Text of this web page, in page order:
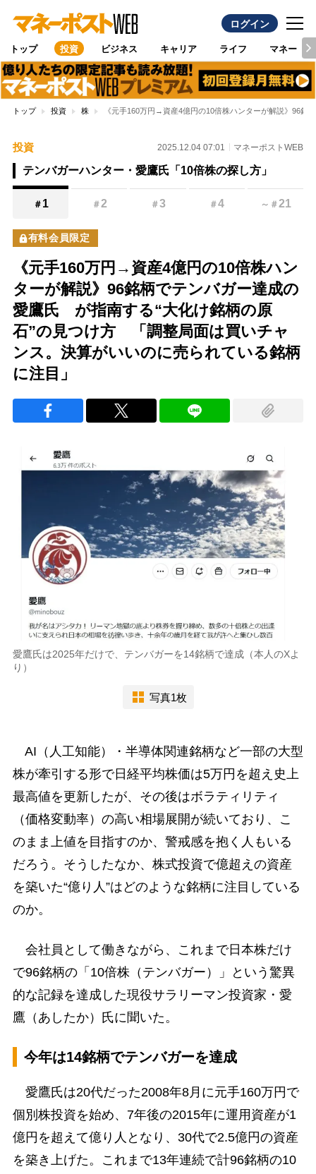
ログイン
トップ 投資 ビジネス キャリア ライフ マネー
トップ 投資 株 《元手160万円→資産4億円の10倍株ハンターが解説》96
投資 2025.12.04 07:01 マネーポストWEB
テンバガーハンター・愛鷹氏「10倍株の探し方」
＃ 1 ＃2 ＃3 ＃4 ～ ＃21
有料会員限定
《元手160万円→資産4億円の10倍株ハン
ターが解説》96銘柄でテンバガー達成の
愛鷹氏 が指南する“大化け銘柄の原
石”の見つけ方 「調整局面は買いチャ
ンス。決算がいいのに売られている銘柄
に注目」
愛鷹氏は2025年だけで、テンバガーを14銘柄で達成（本人のXよ
り）
写真1枚
AI（人工知能）・半導体関連銘柄など一部の大型
株が牽引する形で日経平均株価は5万円を超え史上
最高値を更新したが、その後はボラティリティ
（価格変動率）の高い相場展開が続いており、こ
のまま上値を目指すのか、警戒感を抱く人もいる
だろう。そうしたなか、株式投資で億超えの資産
を築いた“億り人”はどのような銘柄に注目している
のか。
会社員として働きながら、これまで日本株だけ
で96銘柄の「10倍株（テンバガー）」という驚異
的な記録を達成した現役サラリーマン投資家・愛
鷹（あしたか）氏に聞いた。
今年は14銘柄でテンバガーを達成
愛鷹氏は20代だった2008年8月に元手160万円で
個別株投資を始め、7年後の2015年に運用資産が1
億円を超えて億り人となり、30代で2.5億円の資産
を築き上げた。これまで13年連続で計96銘柄の10